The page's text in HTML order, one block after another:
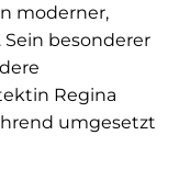
moderner,
besonderer
Regina
umgesetzt